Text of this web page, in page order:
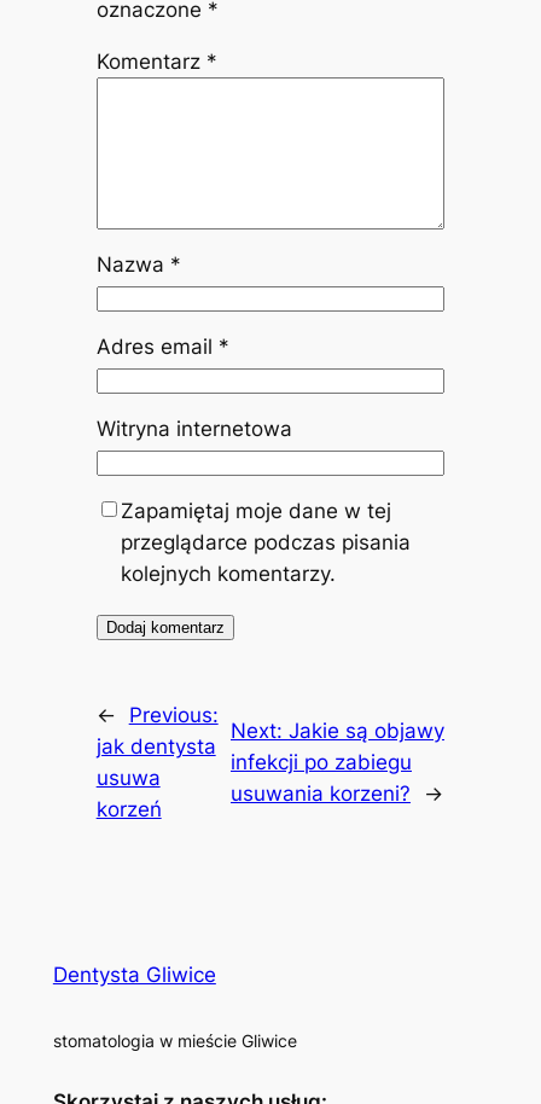
oznaczone *
Komentarz *
Nazwa *
Adres email *
Witryna internetowa
Zapamiętaj moje dane w tej
przeglądarce podczas pisania
kolejnych komentarzy.
←
Previous:
jak dentysta
usuwa
korzeń
Next: Jakie są objawy
infekcji po zabiegu
usuwania korzeni?
→
Dentysta Gliwice
stomatologia w mieście Gliwice